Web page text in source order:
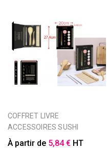
COFFRET LIVRE
ACCESSOIRES SUSHI
À partir de 5,84 € HT